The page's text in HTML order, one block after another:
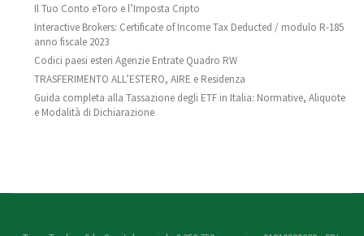
Il Tuo Conto eToro e l’Imposta Cripto
Interactive Brokers: Certificate of Income Tax Deducted / modulo R-185
anno fiscale 2023
Codici paesi esteri Agenzie Entrate Quadro RW
TRASFERIMENTO ALL’ESTERO, AIRE e Residenza
Guida completa alla Tassazione degli ETF in Italia: Normative, Aliquote
e Modalità di Dichiarazione